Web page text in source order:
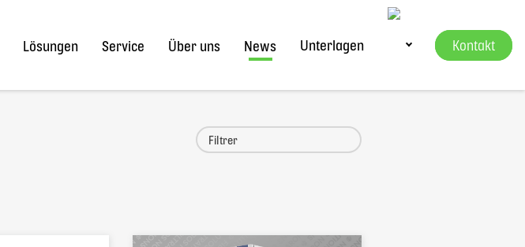
Lösungen Service Über uns News Unterlagen Kontakt
Hauptsitz